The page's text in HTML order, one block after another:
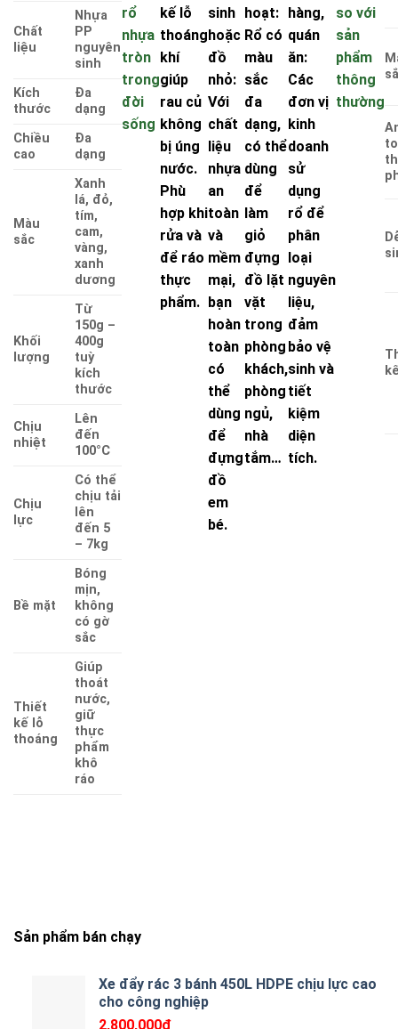
Chất
liệu
Nhựa
PP
nguyên
sinh
Kích
thước
Đa
dạng
Chiều
cao
Đa
dạng
Màu
sắc
Xanh
lá, đỏ,
tím,
cam,
vàng,
xanh
dương
Khối
lượng
Từ
150g –
400g
tuỳ
kích
thước
Chịu
nhiệt
Lên
đến
100°C
Chịu
lực
Có thể
chịu tải
lên
đến 5
– 7kg
Bề mặt
Bóng
mịn,
không
có gờ
sắc
Thiết
kế lỗ
thoáng
Giúp
thoát
nước,
giữ
thực
phẩm
khô
ráo
rổ
nhựa
tròn
trong
đời
sống
kế lỗ
thoáng
khí
giúp
rau củ
không
bị úng
nước.
Phù
hợp khi
rửa và
để ráo
thực
phẩm.
sinh
hoặc
đồ
nhỏ:
Với
chất
liệu
nhựa
an
toàn
và
mềm
mại,
bạn
hoàn
toàn
có
thể
dùng
để
đựng
đồ
em
bé.
hoạt:
Rổ có
màu
sắc
đa
dạng,
có thể
dùng
để
làm
giỏ
đựng
đồ lặt
vặt
trong
phòng
khách,
phòng
ngủ,
nhà
tắm…
hàng,
quán
ăn:
Các
đơn vị
kinh
doanh
sử
dụng
rổ để
phân
loại
nguyên
liệu,
đảm
bảo vệ
sinh và
tiết
kiệm
diện
tích.
so với
sản
phẩm
thông
thường
Sản phẩm bán chạy
Xe đẩy rác 3 bánh 450L HDPE chịu lực cao
cho công nghiệp
2,800,000₫